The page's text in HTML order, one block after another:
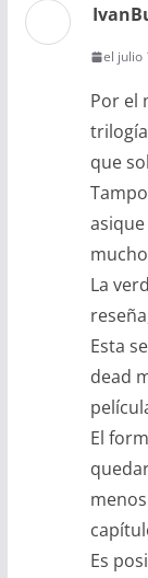
el julio
Por el
que
La
Esta
dead
El
Es